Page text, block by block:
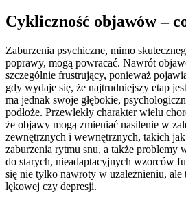
Cykliczność objawów –
Zaburzenia psychiczne, mimo
poprawy, mogą powracać. Nawrót
szczególnie frustrujący, ponieważ
gdy wydaje się, że najtrudniejszy etap
ma jednak swoje głębokie,
podłoże. Przewlekły charakter wielu
że objawy mogą zmieniać nasilenie w
zewnętrznych i wewnętrznych, takich jak
zaburzenia rytmu snu, a także problemy
do starych, nieadaptacyjnych wzorców
się nie tylko nawroty w uzależnieniu,
lękowej czy depresji.